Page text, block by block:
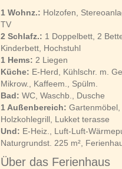
1 Wohnz.: Holzofen,
TV
2 Schlafz.: 1 Doppelbett, 2
Kinderbett, Hochstuhl
1 Hems: 2 Liegen
Küche: E-Herd, Kühlschr. m.
Mikrow., Kaffeem., Spülm.
Bad: WC, Waschb., Dusche
1 Außenbereich: Gartenmöbel,
Holzkohlegrill, Lukket terasse
Und: E-Heiz., Luft-Luft-
Naturgrundst. 225 m²,
Über das Ferienhaus